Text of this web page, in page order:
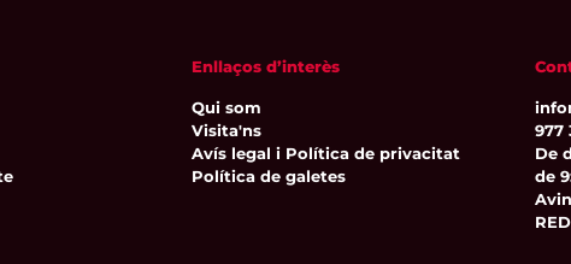
Enllaços d’interès
Qui som
Visita'ns
Avís legal i Política de privacitat
Política de galetes
977
De
de